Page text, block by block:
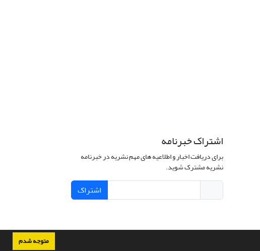
متوجه شدم
اشتراک خبرنامه
برای دریافت اخبار و اطلاعیه های مهم نشریه در خبرنامه
نشریه مشترک شوید.
اشتراک